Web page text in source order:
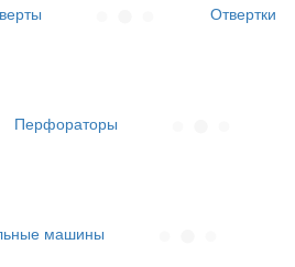
Отвертки
Перфораторы
машины